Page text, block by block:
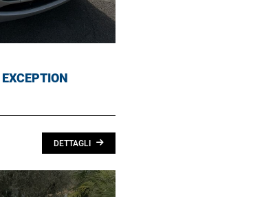
DETTAGLI